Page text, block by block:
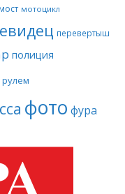
мотоцикл
перевертыш
полиция
фото фура